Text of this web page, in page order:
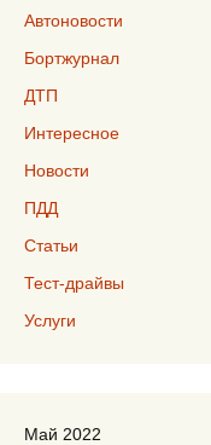
Автоновости
Бортжурнал
ДТП
Интересное
Новости
ПДД
Статьи
Тест-драйвы
Услуги
Май 2022